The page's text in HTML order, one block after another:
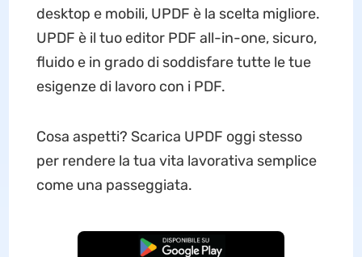
desktop e mobili, UPDF è la scelta migliore.
UPDF è il tuo editor PDF all-in-one, sicuro,
fluido e in grado di soddisfare tutte le tue
esigenze di lavoro con i PDF.
Cosa aspetti? Scarica UPDF oggi stesso
per rendere la tua vita lavorativa semplice
come una passeggiata.
Download Gratis